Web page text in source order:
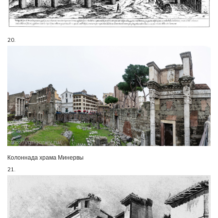
20.
Колоннада храма Минервы
21.